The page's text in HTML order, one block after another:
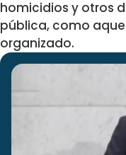
homicidios y otros
pública, como
organizado.